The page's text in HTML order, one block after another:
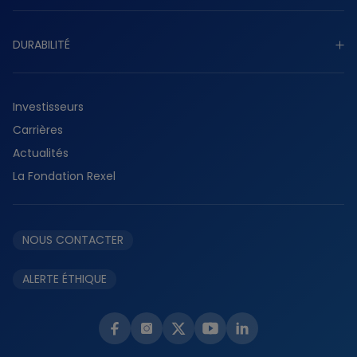
Stratégie
Gouvernance
Tertiaire
Résidentiel
Services
Fournisseurs
DURABILITÉ
Investisseurs
Carrières
Actualités
La Fondation Rexel
NOUS CONTACTER
ALERTE ÉTHIQUE